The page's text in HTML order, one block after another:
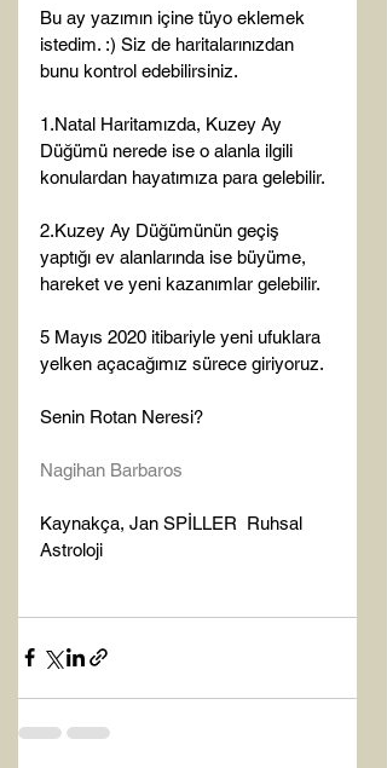
Bu ay yazımın içine tüyo eklemek
istedim. :) Siz de haritalarınızdan
bunu kontrol edebilirsiniz.
1.Natal Haritamızda, Kuzey Ay
Düğümü nerede ise o alanla ilgili
konulardan hayatımıza para gelebilir.
2.Kuzey Ay Düğümünün geçiş
yaptığı ev alanlarında ise büyüme,
hareket ve yeni kazanımlar gelebilir.
5 Mayıs 2020 itibariyle yeni ufuklara
yelken açacağımız sürece giriyoruz.
Senin Rotan Neresi?
Nagihan Barbaros
Kaynakça, Jan SPİLLER  Ruhsal
Astroloji